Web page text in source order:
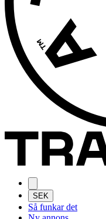
SEK
Så funkar det